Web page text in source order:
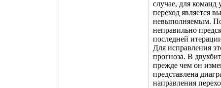
случае, для команд
переход является
невыполняемым.
неправильно
последней
Для исправления
прогноза. В
прежде чем он
представлена
направления